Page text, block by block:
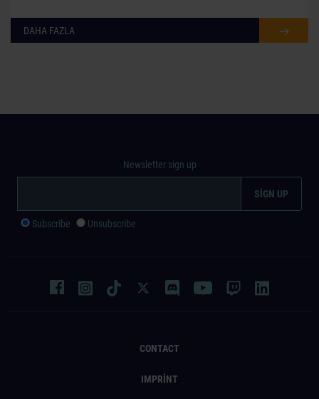
DAHA FAZLA
CONTACT
IMPRINT
Newsletter sign up
Subscribe Unsubscribe